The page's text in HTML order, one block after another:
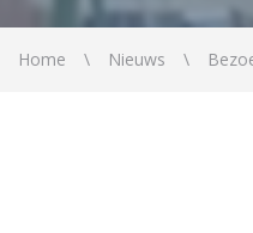
Home Nieuws